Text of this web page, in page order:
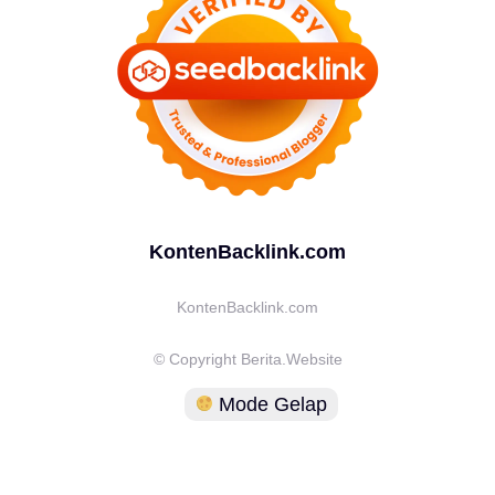
KontenBacklink.com
KontenBacklink.com
© Copyright Berita.Website
Mode Gelap